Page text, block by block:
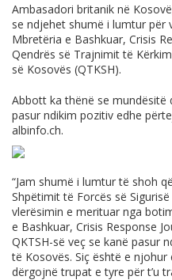
Ambasadori britanik në
se ndjehet shumë i lumtur për
Mbretëria e Bashkuar, Crisis
Qendrës së Trajnimit të
së Kosovës (QTKSH).
Abbott ka thënë se mundësitë
pasur ndikim pozitiv edhe
albinfo.ch.
“Jam shumë i lumtur të shoh
Shpëtimit të Forcës së
vlerësimin e merituar nga
e Bashkuar, Crisis Response
QKTSH-së veç se kanë pasur
të Kosovës. Siç është e
dërgojnë trupat e tyre për t’u